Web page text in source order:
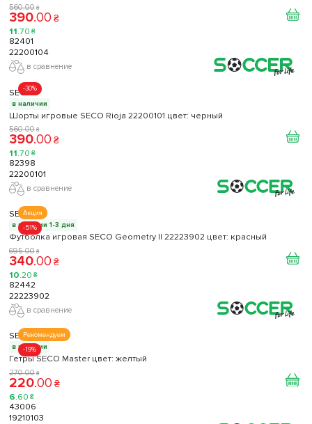
560.00 ₴
390.00 ₴
11.70 ₴
82401
22200104
в сравнение
-30%
SECO
в наличии
Шорты игровые SECO Rioja 22200101 цвет: черный
560.00 ₴
390.00 ₴
11.70 ₴
82398
22200101
в сравнение
Акция
-51%
SECO
в наличии 1-3 дня
Футболка игровая SECO Geometry II 22223902 цвет: красный
695.00 ₴
340.00 ₴
10.20 ₴
82442
22223902
в сравнение
Рекомендуем
-19%
SECO
в наличии
Гетры SECO Master цвет: желтый
270.00 ₴
220.00 ₴
6.60 ₴
43006
19210103